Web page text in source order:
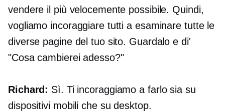
vendere il più velocemente possibile. Quindi,
vogliamo incoraggiare tutti a esaminare tutte le
diverse pagine del tuo sito. Guardalo e di'
"Cosa cambierei adesso?"
Richard: Sì. Ti incoraggiamo a farlo sia su
dispositivi mobili che su desktop.